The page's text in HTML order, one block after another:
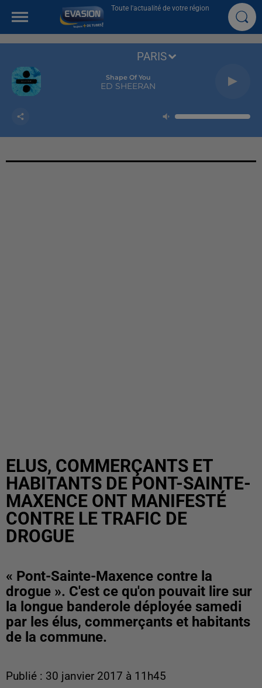
Toute l'actualité de votre région
Shape Of You
ED SHEERAN
PARIS
ELUS, COMMERÇANTS ET
HABITANTS DE PONT-SAINTE-
MAXENCE ONT MANIFESTÉ
CONTRE LE TRAFIC DE
DROGUE
« Pont-Sainte-Maxence contre la
drogue ». C'est ce qu'on pouvait lire sur
la longue banderole déployée samedi
par les élus, commerçants et habitants
de la commune.
Publié : 30 janvier 2017 à 11h45